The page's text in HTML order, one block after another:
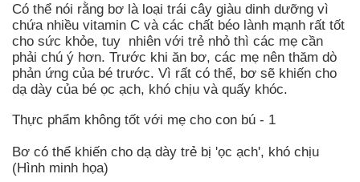
Có thể nói rằng bơ là loại trái cây giàu dinh dưỡng vì
chứa nhiều vitamin C và các chất béo lành mạnh rất tốt
cho sức khỏe, tuy nhiên với trẻ nhỏ thì các mẹ cần
phải chú ý hơn. Trước khi ăn bơ, các mẹ nên thăm dò
phản ứng của bé trước. Vì rất có thể, bơ sẽ khiến cho
dạ dày của bé ọc ạch, khó chịu và quấy khóc.
Thực phẩm không tốt với mẹ cho con bú - 1
Bơ có thể khiến cho dạ dày trẻ bị 'ọc ạch', khó chịu
(Hình minh họa)